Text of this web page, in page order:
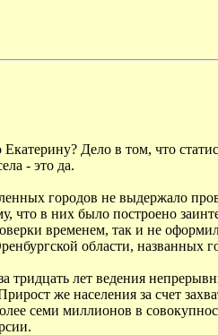
Дело в том, что
- это да.
городов не выдержало
что в них было построено
временем, так и не
области, названных
лет ведения
же населения за счет
семи миллионов в